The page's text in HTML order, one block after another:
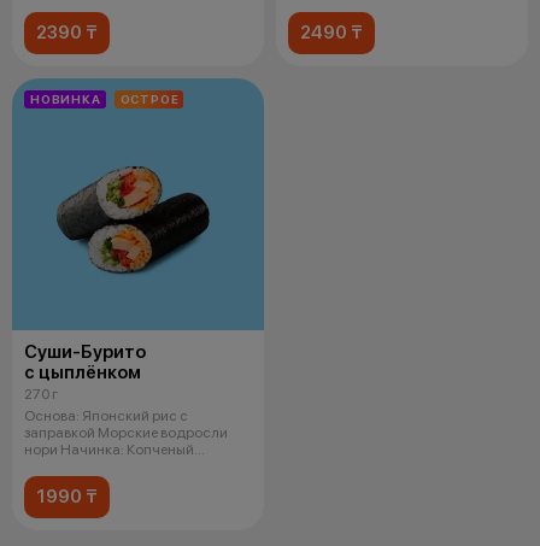
2390 ₸ 2490 ₸
НОВИНКА ОСТРОЕ
Суши-Бурито
с цыплёнком
270 г
Основа: Японский рис с
заправкой Морские водросли
нори Начинка: Копченый
1990 ₸